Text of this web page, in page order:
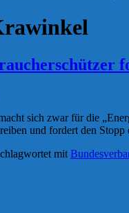
sich zwar für die
und fordert den
mit